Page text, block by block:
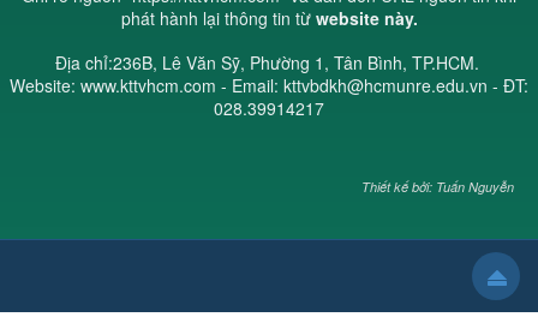
phát hành lại thông tin từ website này.
Địa chỉ:236B, Lê Văn Sỹ, Phường 1, Tân Bình, TP.HCM.
Website: www.kttvhcm.com - Email: kttvbdkh@hcmunre.edu.vn - ĐT:
028.39914217
Thiết kế bởi: Tuấn Nguyễn